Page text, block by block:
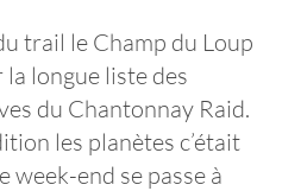
trail le Champ du Loup
longue liste des
du Chantonnay Raid.
les planètes c’était
week-end se passe à